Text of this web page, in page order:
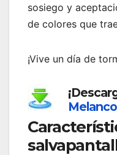
sosiego y
de colores que
¡Vive un día de